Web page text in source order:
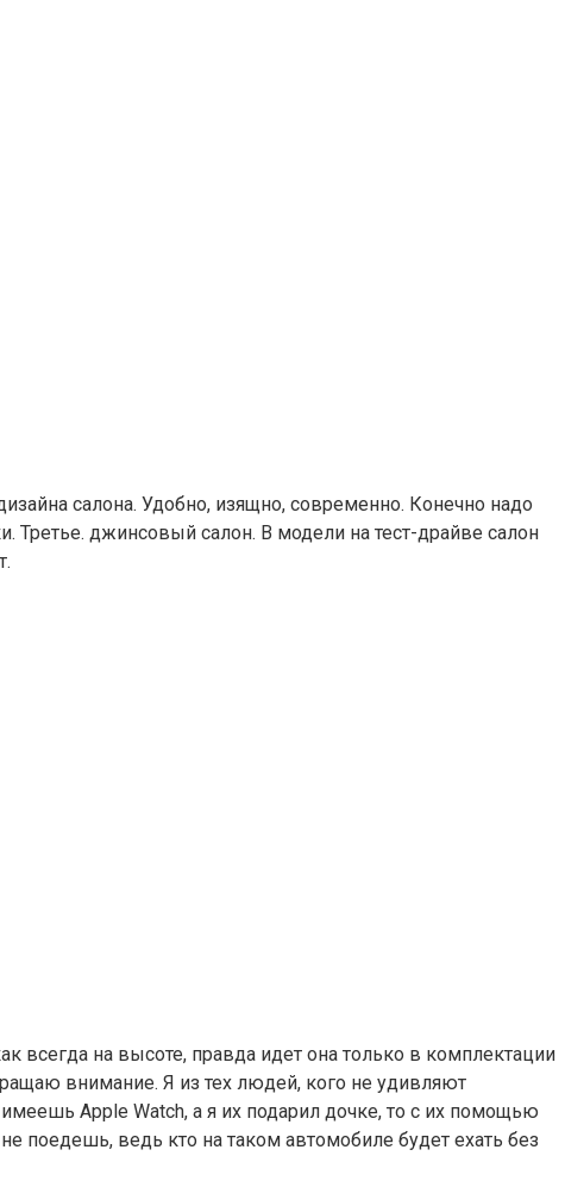
салона. Удобно, изящно, современно. Конечно надо
джинсовый салон. В модели на тест-драйве салон
всегда на высоте, правда идет она только в комплектации
внимание. Я из тех людей, кого не удивляют
Apple Watch, а я их подарил дочке, то с их помощью
поедешь, ведь кто на таком автомобиле будет ехать без